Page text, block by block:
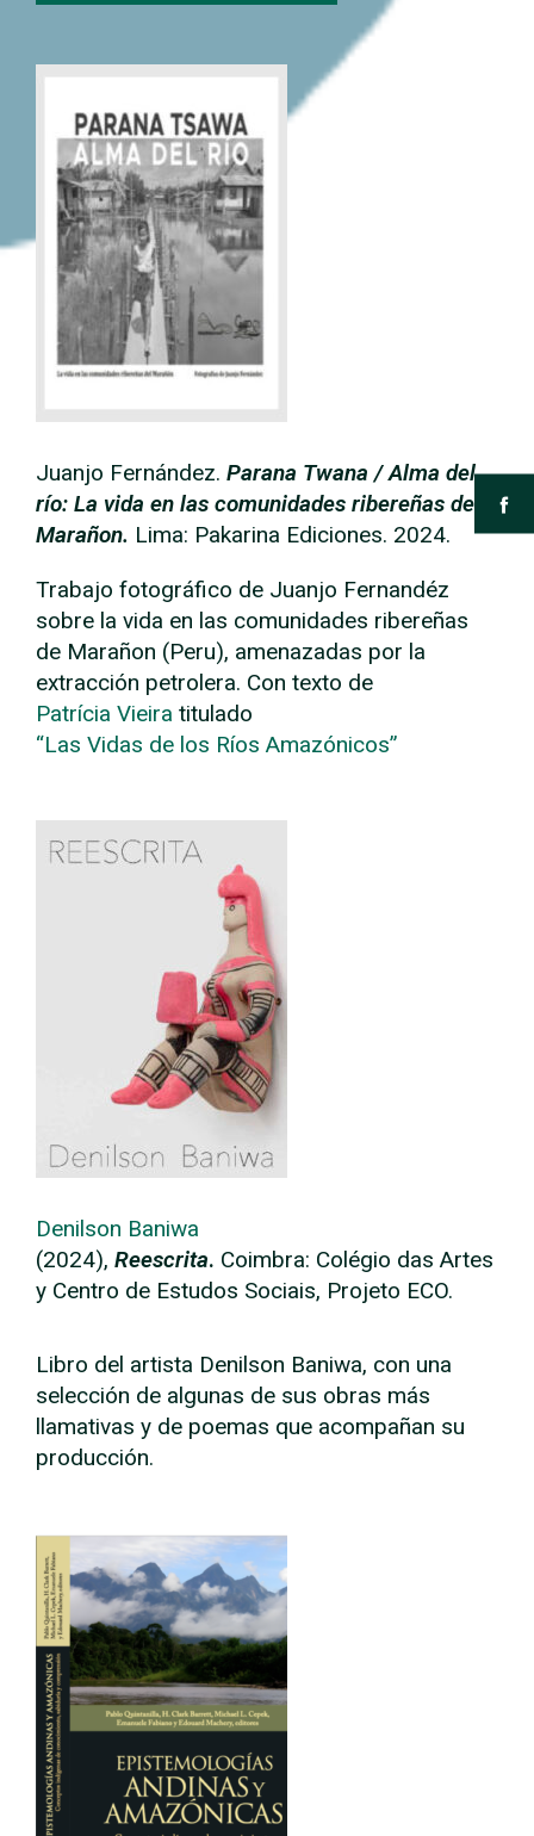
Juanjo Fernández. Parana Twana / Alma del
río: La vida en las comunidades ribereñas del
Marañon. Lima: Pakarina Ediciones. 2024.
Trabajo fotográfico de Juanjo Fernandéz
sobre la vida en las comunidades ribereñas
de Marañon (Peru), amenazadas por la
extracción petrolera. Con texto de
Patrícia Vieira titulado
“Las Vidas de los Ríos Amazónicos”
Denilson Baniwa
(2024), Reescrita. Coimbra: Colégio das Artes
y Centro de Estudos Sociais, Projeto ECO.
Libro del artista Denilson Baniwa, con una
selección de algunas de sus obras más
llamativas y de poemas que acompañan su
producción.